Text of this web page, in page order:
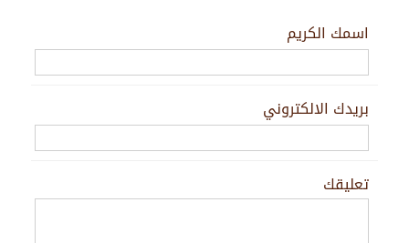
اسمك الكريم
بريدك الالكتروني
تعليقك